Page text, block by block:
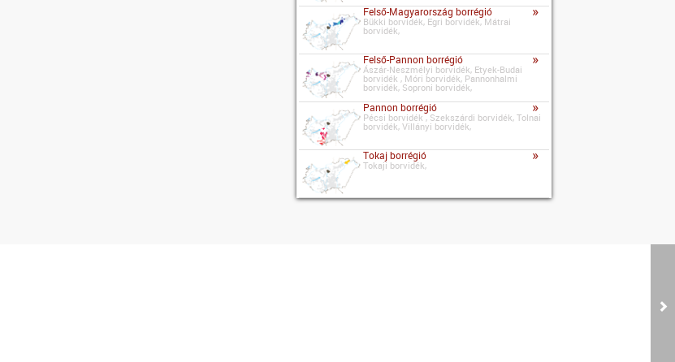
Felső-Magyarország borrégió »
Bükki borvidék, Egri borvidék, Mátrai
borvidék,
Felső-Pannon borrégió »
Ászár-Neszmélyi borvidék, Etyek-Budai
borvidék , Móri borvidék, Pannonhalmi
borvidék, Soproni borvidék,
Pannon borrégió »
Pécsi borvidék , Szekszárdi borvidék, Tolnai
borvidék, Villányi borvidék,
Tokaj borrégió »
Tokaji borvidék,